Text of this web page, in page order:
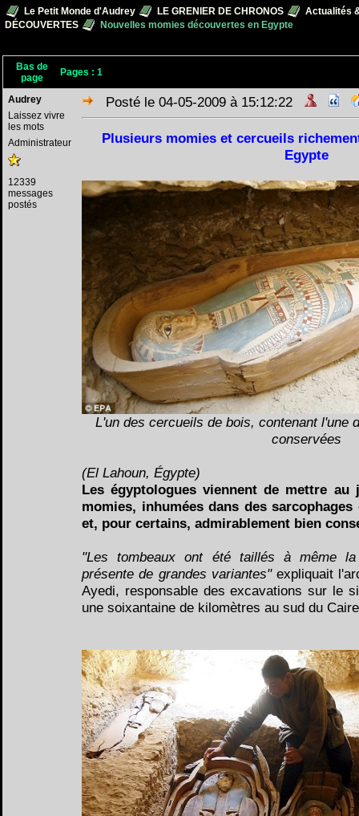
Le Petit Monde d'Audrey LE GRENIER DE CHRONOS
Actualités
DÉCOUVERTES
Nouvelles momies découvertes en Egypte
Bas de
page
Pages : 1
Audrey
Laissez vivre
les mots
Administrateur
12339
messages
postés
Posté le 04-05-2009 à 15:12:22
Plusieurs momies et cercueils
Egypte
L'un des cercueils de bois, contenant l'une
conservées
(El Lahoun, Égypte)
Les égyptologues viennent de mettre
momies, inhumées dans des
et, pour certains, admirablement bien
"Les tombeaux ont été taillés à même
présente de grandes variantes" expliquait
Ayedi, responsable des excavations sur le
une soixantaine de kilomètres au sud du